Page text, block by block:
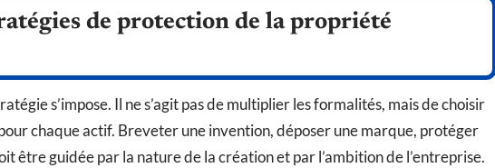
de protection de la propriété
s’impose. Il ne s’agit pas de multiplier les formalités, mais de choisir
chaque actif. Breveter une invention, déposer une marque, protéger
être guidée par la nature de la création et par l’ambition de l’entreprise.